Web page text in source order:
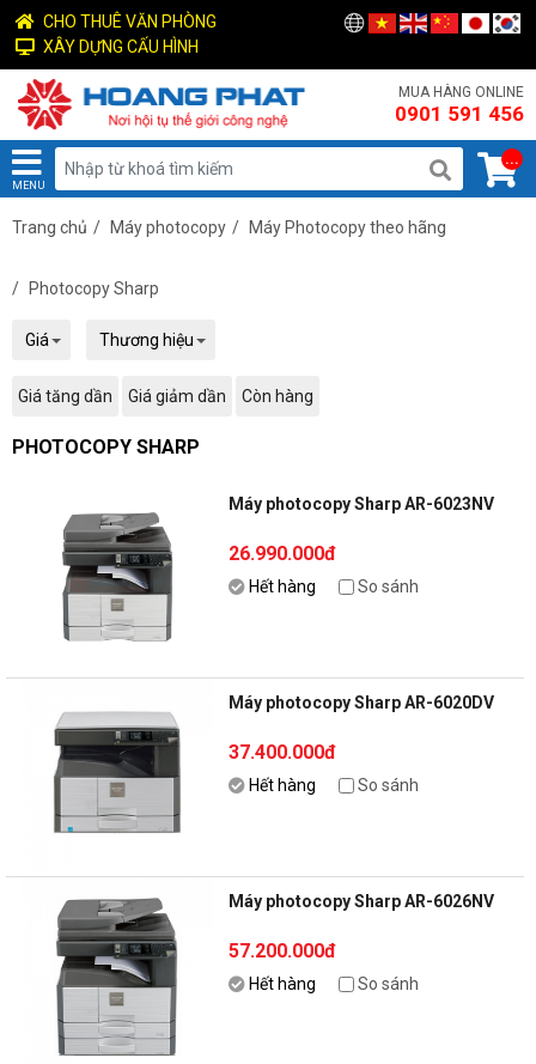
CHO THUÊ VĂN PHÒNG
XÂY DỰNG CẤU HÌNH
MUA HÀNG ONLINE
0901 591 456
MENU
...
Trang chủ / Máy photocopy / Máy Photocopy theo hãng
/ Photocopy Sharp
Giá Thương hiệu
Giá tăng dần Giá giảm dần Còn hàng
PHOTOCOPY SHARP
Máy photocopy Sharp AR-6023NV
26.990.000đ
Hết hàng So sánh
Máy photocopy Sharp AR-6020DV
37.400.000đ
Hết hàng So sánh
Máy photocopy Sharp AR-6026NV
57.200.000đ
Hết hàng So sánh